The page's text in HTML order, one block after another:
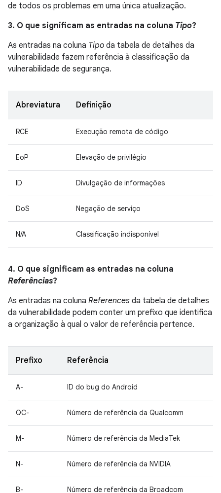
de todos os problemas em uma única atualização.
3. O que significam as entradas na coluna Tipo?
As entradas na coluna Tipo da tabela de detalhes da
vulnerabilidade fazem referência à classificação da
vulnerabilidade de segurança.
Abreviatura Definição
RCE Execução remota de código
EoP Elevação de privilégio
ID Divulgação de informações
DoS Negação de serviço
N/A Classificação indisponível
4. O que significam as entradas na coluna
Referências?
As entradas na coluna References da tabela de detalhes
da vulnerabilidade podem conter um prefixo que identifica
a organização à qual o valor de referência pertence.
Prefixo Referência
A- ID do bug do Android
QC- Número de referência da Qualcomm
M- Número de referência da MediaTek
N- Número de referência da NVIDIA
B- Número de referência da Broadcom